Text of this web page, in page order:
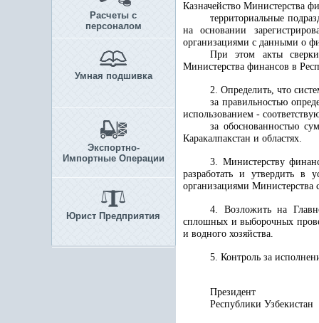
Расчеты с
персоналом
Умная подшивка
Экспортно-
Импортные Операции
Юрист Предприятия
Казначейство Министерства
территориальные
на основании
организациями с данными о
При этом акты сверки
Министерства финансов в
2. Определить, что
за правильностью
использованием -
за обоснованностью
Каракалпакстан и областях.
3. Министерству
разработать и утвердить в
организациями Министерства
4. Возложить на
сплошных и выборочных
и водного хозяйства.
5. Контроль за
Президент
Республики